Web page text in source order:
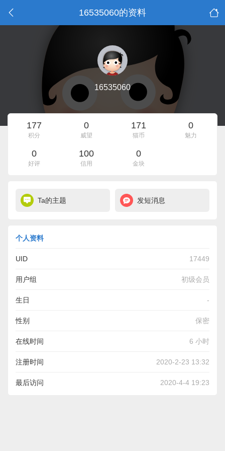
16535060的资料
16535060
177
积分
0
威望
171
猫币
0
魅力
0
好评
100
信用
0
金块
Ta的主题 发短消息
个人资料
UID 17449
用户组 初级会员
生日 -
性别 保密
在线时间 6 小时
注册时间 2020-2-23 13:32
最后访问 2020-4-4 19:23